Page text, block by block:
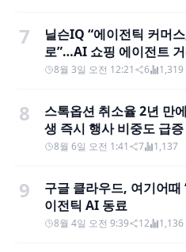
7
닐슨IQ “에이전틱 커머
로”…AI 쇼핑 에이전트
8월 3일 오전 12:21 6 1,319
8
스톡옵션 취소율 2년
생 즉시 행사 비중도 급증
8월 6일 오전 1:41 7 1,137
9
구글 클라우드, 여기어때
이전틱 AI 동료
8월 4일 오전 9:39 12 1,136